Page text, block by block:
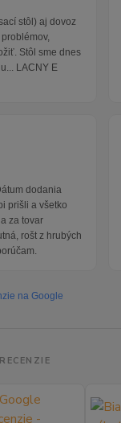
stôl) aj dovoz
Stôl sme dnes
LACNY E
dodania
prišli a všetko
za tovar
rošt z hrubých
na Google